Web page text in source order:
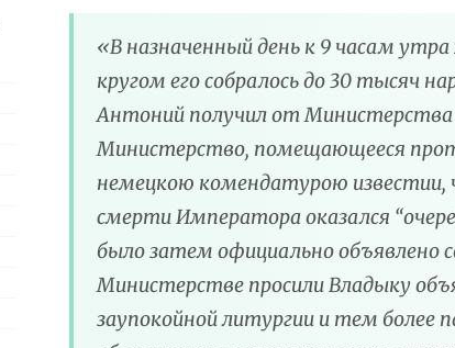
«В назначенный день к 9 часам
кругом его собралось до 30 тысяч
Антоний получил от Министерства
Министерство, помещающееся
немецкою комендатурою известии,
смерти Императора оказался
было затем официально объявлено
Министерстве просили Владыку
заупокойной литургии и тем